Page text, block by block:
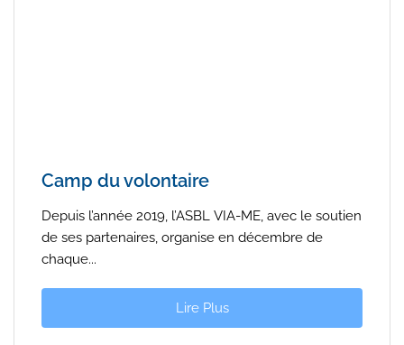
Camp du volontaire
Depuis l’année 2019, l’ASBL VIA-ME, avec le soutien
de ses partenaires, organise en décembre de
chaque...
Lire Plus